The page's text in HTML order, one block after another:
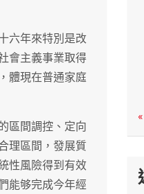
六年來特別是改
會主義事業取得
體現在普通家庭
區間調控、定向
理區間，發展質
性風險得到有效
能够完成今年經